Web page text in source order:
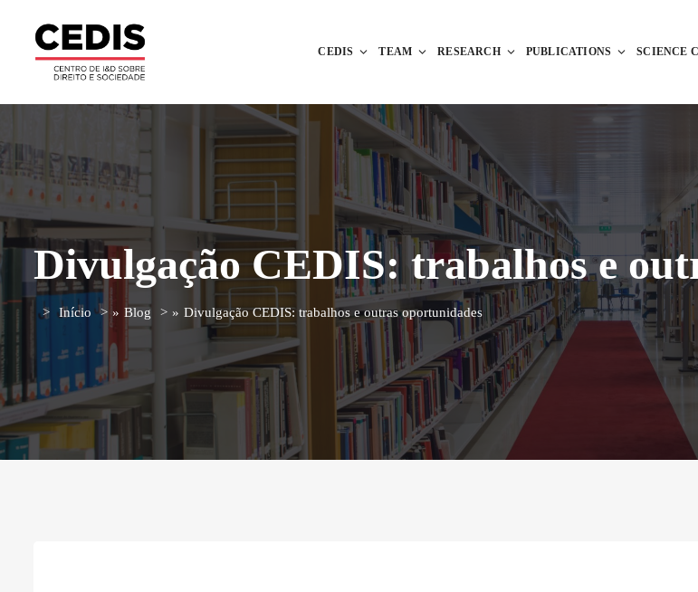
CEDIS TEAM RESEARCH PUBLICATIONS SCIENCE
Divulgação CEDIS: trabalhos e
Início » Blog » Divulgação CEDIS: trabalhos e outras oportunidades